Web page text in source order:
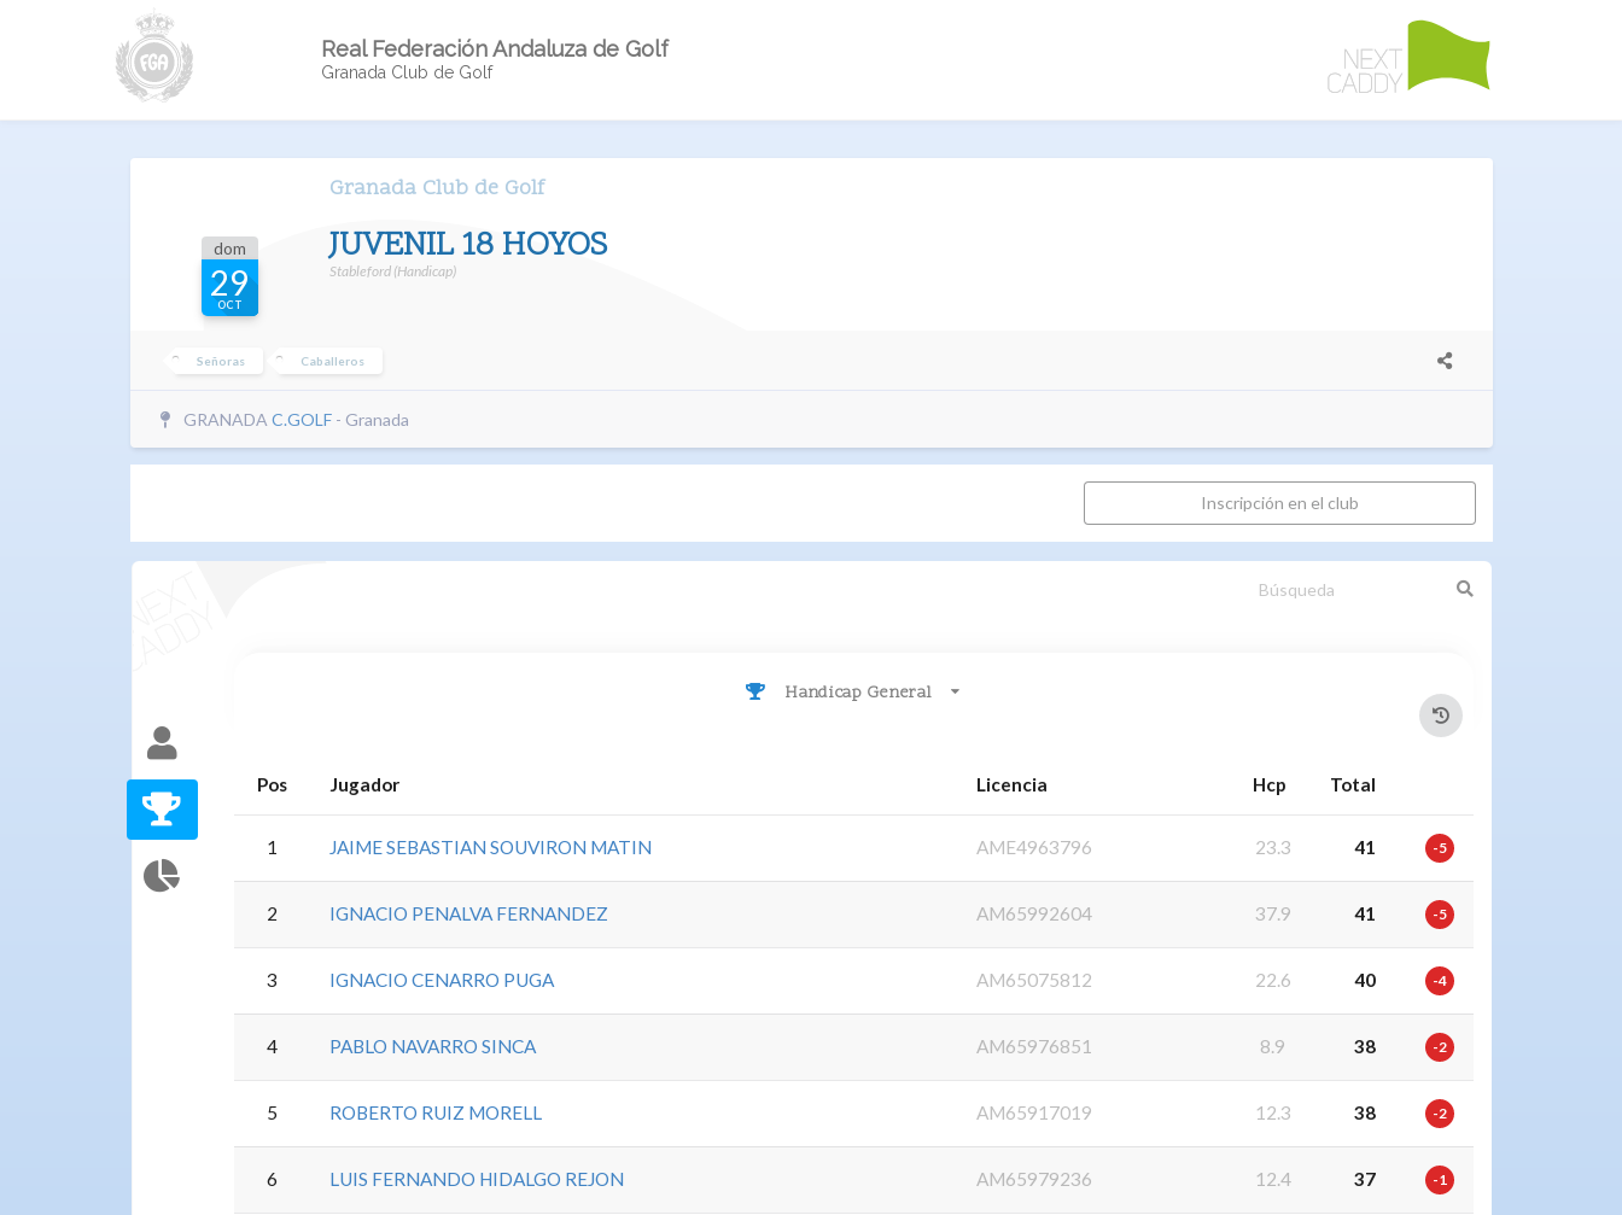
Real Federación Andaluza de Golf
Granada Club de Golf
Granada Club de Golf
dom
29
OCT
JUVENIL 18 HOYOS
Stableford (Handicap)
Señoras Caballeros
GRANADA C.GOLF- Granada
Inscripción en el club
Handicap General
Pos Jugador Licencia Hcp Total
1 JAIME SEBASTIAN SOUVIRON MATIN AME4963796 23.3 41 -5
2 IGNACIO PENALVA FERNANDEZ AM65992604 37.9 41 -5
3 IGNACIO CENARRO PUGA AM65075812 22.6 40 -4
4 PABLO NAVARRO SINCA AM65976851 8.9 38 -2
5 ROBERTO RUIZ MORELL AM65917019 12.3 38 -2
6 LUIS FERNANDO HIDALGO REJON AM65979236 12.4 37 -1